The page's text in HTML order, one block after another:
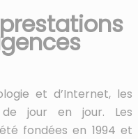
et d’Internet, les
jour en jour. Les
fondées en 1994 et